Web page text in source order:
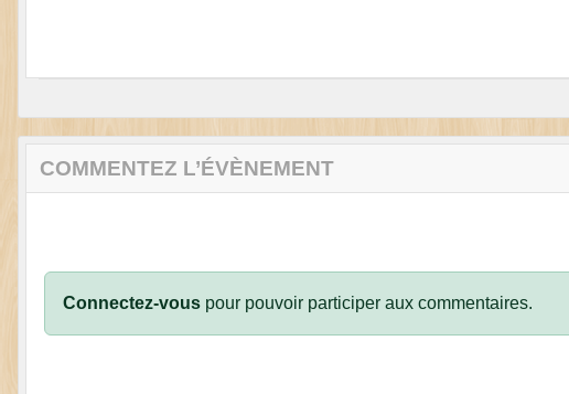
COMMENTEZ L’ÉVÈNEMENT
Connectez-vous pour pouvoir participer aux commentaires.